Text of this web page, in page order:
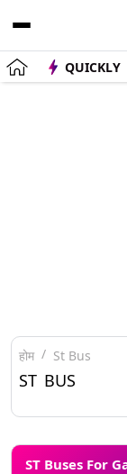
QUICKLY
होम St Bus
ST BUS
ST Buses For